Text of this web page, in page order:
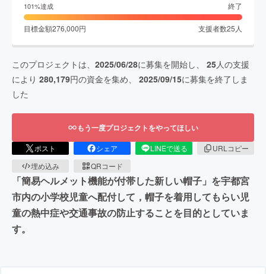
101%達成 終了
目標金額276,000円 支援者数25 人
このプロジェクトは、 2025/06/28に募集を開始し、 25人の支援
により 280,179円の資金を集め、 2025/09/15に募集を終了しま
した
もう一度プロジェクトをやってほしい
ポスト シェア LINEで送る
URLコピー
埋め込み
QRコード
「簡易ヘルメット機能が付帯した新しい帽子」を宇都宮
市内の小学校児童へ配付して，帽子を着用してもらい児
童の熱中症や交通事故の防止することを目的としていま
す。